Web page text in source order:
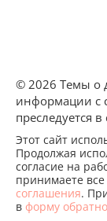
© 2026 Темы о
информации с
преследуется
Этот сайт
Продолжая
согласие на
принимаете
соглашения.
в форму